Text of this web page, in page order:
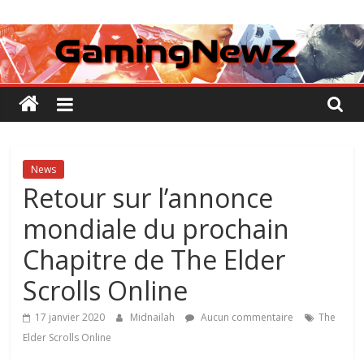
au
contenu
GamingNewZ
Tests
et
Actu
des
vidéo
News
Retour sur l’annonce
mondiale du prochain
Chapitre de The Elder
Scrolls Online
17 janvier 2020 Midnailah Aucun commentaire
The
Elder Scrolls Online